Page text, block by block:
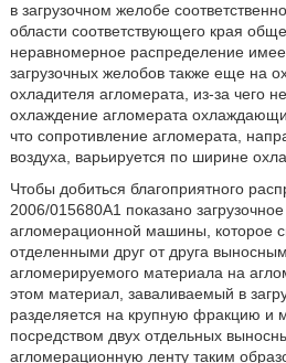
в загрузочном желобе
области соответствующего края
неравномерное распределение
загрузочных желобов также еще на
охладителя агломерата, из-за чего
охлаждение агломерата
что сопротивление агломерата,
воздуха, варьируется по ширине
Чтобы добиться благоприятного
2006/015680A1 показано
агломерационной машины, которое
отделенными друг от друга
агломерируемого материала на
этом материал, заваливаемый в
разделяется на крупную фракцию и
посредством двух отдельных
агломерационную ленту таким